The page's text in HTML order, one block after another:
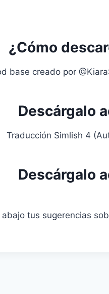
¿Cómo
base creado por
Descárgalo
Traducción Simlish 4
Descárgalo
tus sugerencias